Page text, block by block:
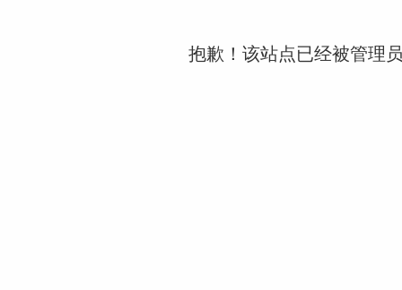
抱歉！该站点已经被管理